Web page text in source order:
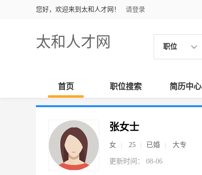
您好，欢迎来到太和人才网！ 请登录
太和人才网 职位
首页 职位搜索 简历中心
张女士
女 25 已婚 大专
更新时间： 08-06